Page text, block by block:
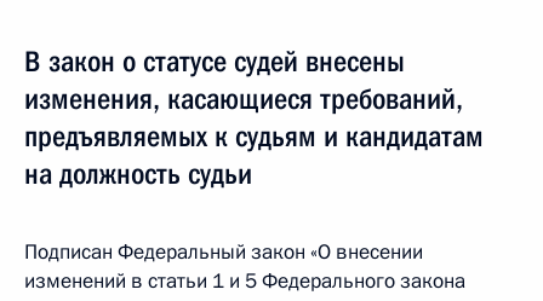
В закон о статусе судей внесены
изменения, касающиеся требований,
предъявляемых к судьям и кандидатам
на должность судьи
Подписан Федеральный закон «О внесении
изменений в статьи 1 и 5 Федерального закона